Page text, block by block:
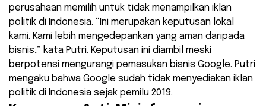
perusahaan memilih untuk tidak menampilkan iklan
politik di Indonesia. “Ini merupakan keputusan lokal
kami. Kami lebih mengedepankan yang aman daripada
bisnis,” kata Putri. Keputusan ini diambil meski
berpotensi mengurangi pemasukan bisnis Google. Putri
mengaku bahwa Google sudah tidak menyediakan iklan
politik di Indonesia sejak pemilu 2019.